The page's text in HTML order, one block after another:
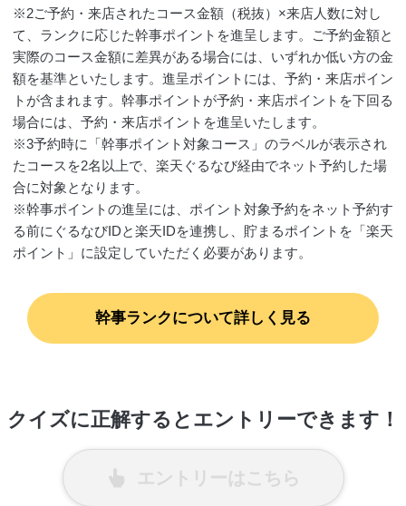
※2ご予約・来店されたコース金額（税抜）×来店人数に対し
て、ランクに応じた幹事ポイントを進呈します。ご予約金額と
実際のコース金額に差異がある場合には、いずれか低い方の金
額を基準といたします。進呈ポイントには、予約・来店ポイン
トが含まれます。幹事ポイントが予約・来店ポイントを下回る
場合には、予約・来店ポイントを進呈いたします。
※3予約時に「幹事ポイント対象コース」のラベルが表示され
たコースを2名以上で、楽天ぐるなび経由でネット予約した場
合に対象となります。
※幹事ポイントの進呈には、ポイント対象予約をネット予約す
る前にぐるなびIDと楽天IDを連携し、貯まるポイントを「楽天
ポイント」に設定していただく必要があります。
幹事ランクについて詳しく見る
クイズに正解するとエントリーできます！
エントリーはこちら